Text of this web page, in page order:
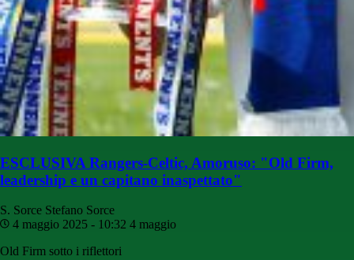
ESCLUSIVA Rangers-Celtic, Amoruso: "Old Firm,
leadership e un capitano inaspettato"
S. Sorce Stefano Sorce
4 maggio 2025 - 10:32 4 maggio
Old Firm sotto i riflettori